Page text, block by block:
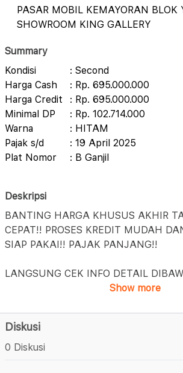
PASAR MOBIL KEMAYORAN BLOK
SHOWROOM KING GALLERY
Summary
Kondisi
: Second
Harga Cash
: Rp. 695.000.000
Harga Credit
: Rp. 695.000.000
Minimal DP
: Rp. 102.714.000
Warna
: HITAM
Pajak s/d
: 19 April 2025
Plat Nomor
: B Ganjil
Deskripsi
BANTING HARGA KHUSUS AKHIR
CEPAT!! PROSES KREDIT MUDAH
SIAP PAKAI!! PAJAK PANJANG!!
LANGSUNG CEK INFO DETAIL
Show more
Diskusi
0 Diskusi